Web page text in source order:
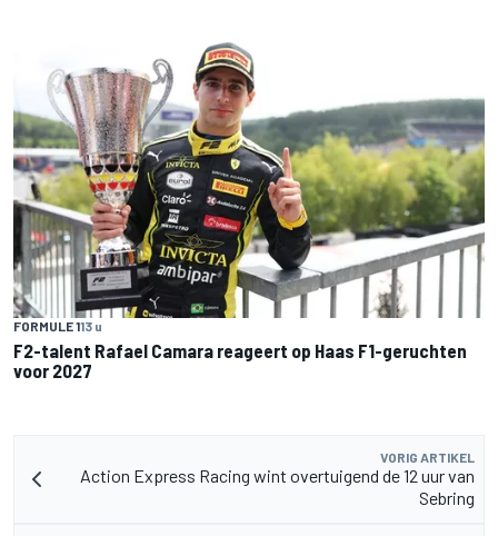
FORMULE 113 u
F2-talent Rafael Camara reageert op Haas F1-geruchten
voor 2027
VORIG ARTIKEL
Action Express Racing wint overtuigend de 12 uur van
Sebring